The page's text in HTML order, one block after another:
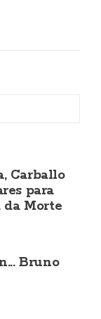
Carballo
para
da Morte
Bruno